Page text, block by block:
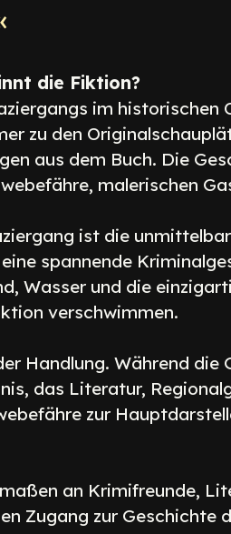
die Fiktion?
im
zu den
aus dem Buch. Die
malerischen
ist die
spannende
Wasser und die
verschwimmen.
Handlung. Während die
das Literatur,
zur
an Krimifreunde,
Zugang zur Geschichte